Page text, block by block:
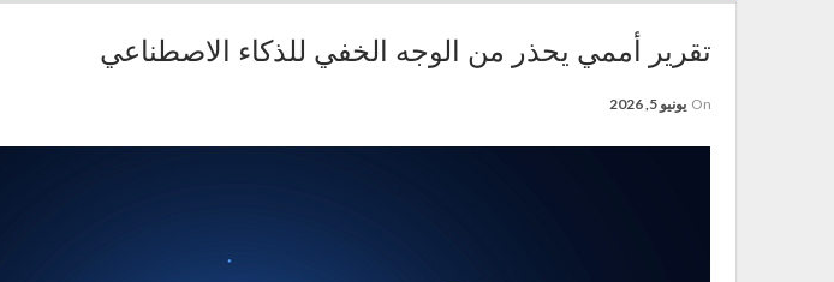
تقرير أممي يحذر من الوجه الخفي للذكاء الاصطناعي
On يونيو 5, 2026